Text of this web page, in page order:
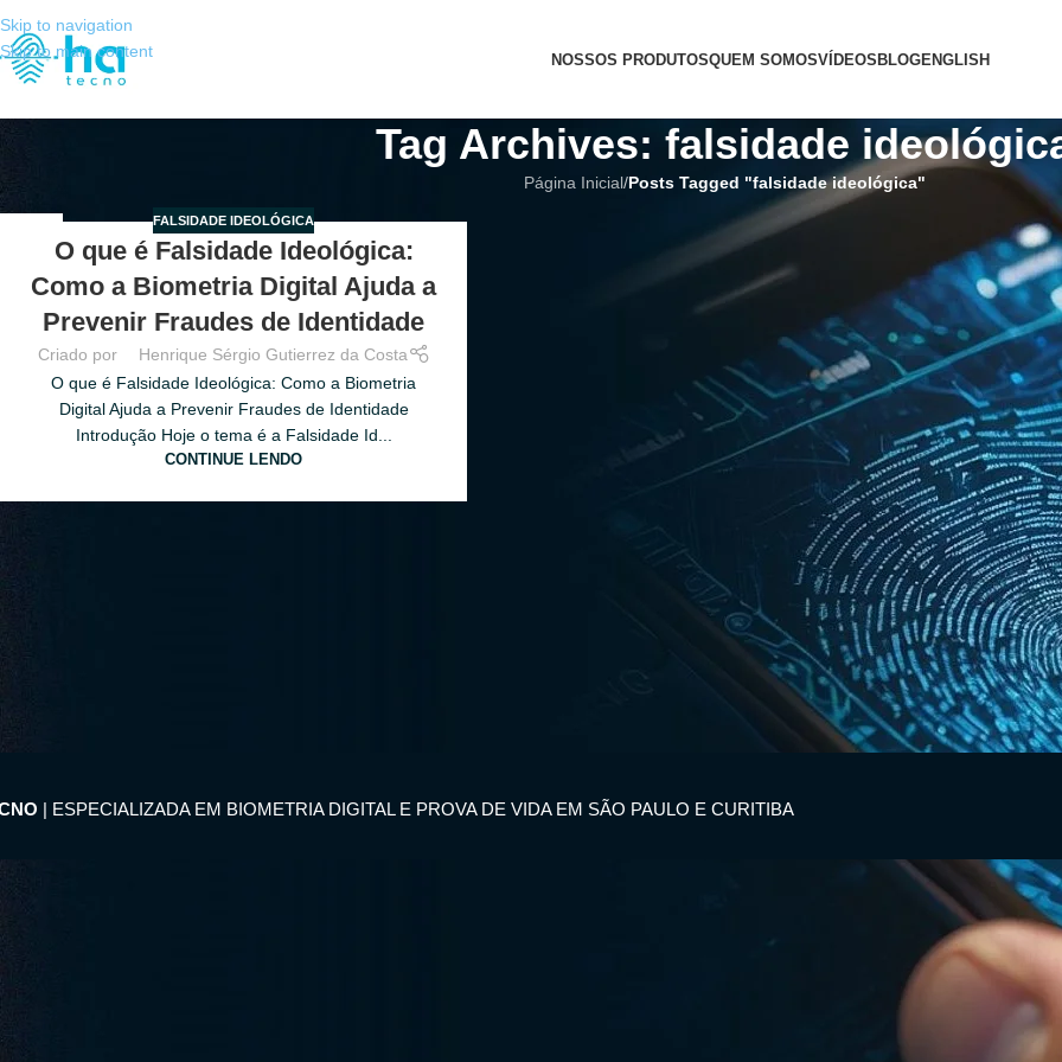
Skip to navigation
Skip to main content
NOSSOS PRODUTOSQUEM SOMOSVÍDEOSBLOGENGLISH
Tag Archives: falsidade
Página Inicial/Posts Tagged "falsidade ideológica"
FALSIDADE IDEOLÓGICA
O que é Falsidade Ideológica:
Como a Biometria Digital Ajuda a
Prevenir Fraudes de Identidade
Criado por
Henrique Sérgio Gutierrez da Costa
O que é Falsidade Ideológica: Como a Biometria
Digital Ajuda a Prevenir Fraudes de Identidade
Introdução Hoje o tema é a Falsidade Id...
CONTINUE LENDO
| ESPECIALIZADA EM BIOMETRIA DIGITAL E PROVA DE VIDA EM SÃO PAULO E CURITIBA